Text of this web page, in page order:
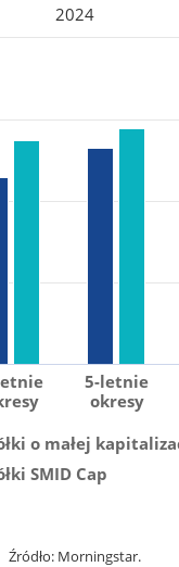
2024
o małej
SMID Cap
5-letnie
okresy
Źródło: Morningstar.